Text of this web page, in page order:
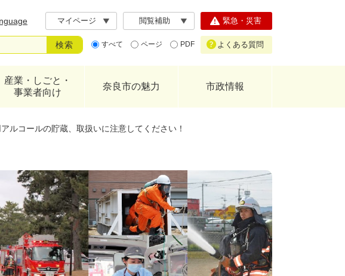
マイページ 閲覧補助
すべて ページ PDF
緊急・災害
よくある質問
産業・しごと・
事業者向け
奈良市の魅力 市政情報
ルコールの貯蔵、取扱いに注意してください！